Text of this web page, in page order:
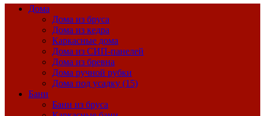
Дома
Дома из бруса
Дома из кедра
Каркасные дома
Дома из СИП-панелей
Дома из бревна
Дома ручной рубки
Дома под усадку (15)
Бани
Бани из бруса